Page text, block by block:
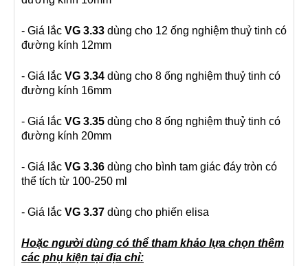
- Giá lắc VG 3.33 dùng cho 12 ống nghiệm thuỷ tinh có
đường kính 12mm
- Giá lắc VG 3.34 dùng cho 8 ống nghiệm thuỷ tinh có
đường kính 16mm
- Giá lắc VG 3.35 dùng cho 8 ống nghiệm thuỷ tinh có
đường kính 20mm
- Giá lắc VG 3.36 dùng cho bình tam giác đáy tròn có
thể tích từ 100-250 ml
- Giá lắc VG 3.37 dùng cho phiến elisa
Hoặc người dùng có thể tham khảo lựa chọn thêm
các phụ kiện tại địa chỉ: